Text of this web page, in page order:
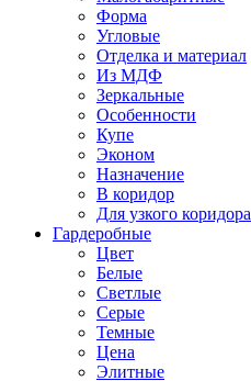
Форма
Угловые
Отделка и материал
Из МДФ
Зеркальные
Особенности
Купе
Эконом
Назначение
В коридор
Для узкого коридора
Гардеробные
Цвет
Белые
Светлые
Серые
Темные
Цена
Элитные